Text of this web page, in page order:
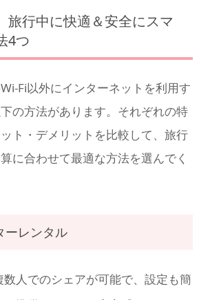
旅行中に快適＆安全にスマ
4つ
Fi以外にインターネットを利用す
の方法があります。それぞれの特
ト・デメリットを比較して、旅行
に合わせて最適な方法を選んでく
ーレンタル
数人でのシェアが可能で、設定も簡